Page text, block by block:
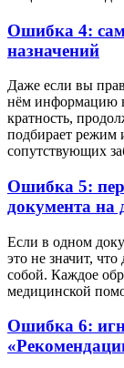
Ошибка 4:
назначений
Даже если вы
нём информацию в
кратность,
подбирает режим
сопутствующих
Ошибка 5:
документа на
Если в одном
это не значит,
собой. Каждое
медицинской
Ошибка 6: